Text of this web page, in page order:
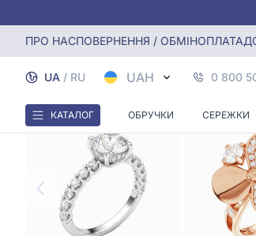
ПРО НАСПОВЕРНЕННЯ / ОБМІНОПЛАТА
UA / RU UAH 0 800
КАТАЛОГ ОБРУЧКИ СЕРЕЖКИ
Головна Каблучки Каблучка з